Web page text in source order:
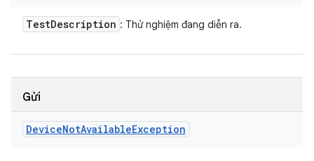
TestDescription : Thử nghiệm đang diễn ra.
Gửi
DeviceNotAvailableException